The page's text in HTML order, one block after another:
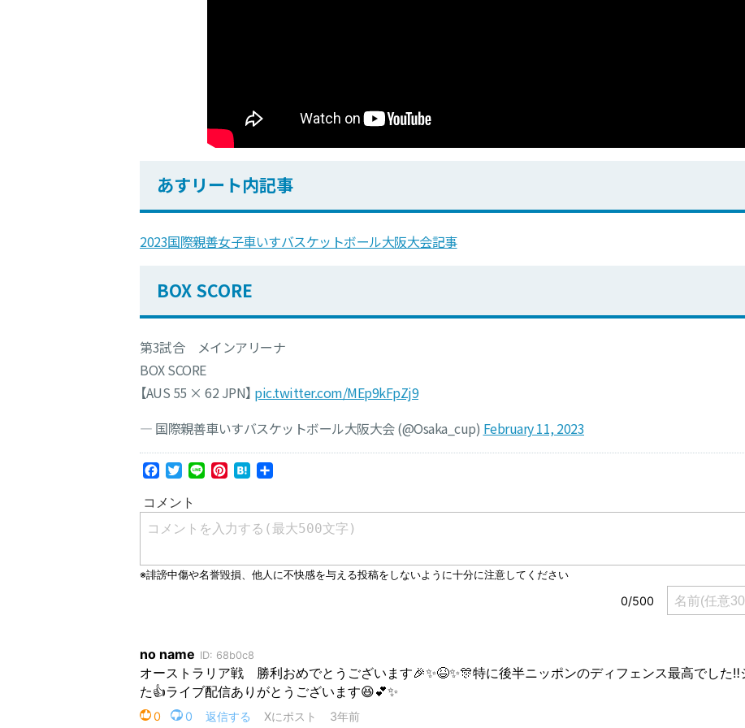
あすリート内記事
2023国際親善女子車いすバスケットボール大阪大会記事
BOX SCORE
第3試合 メインアリーナ
BOX SCORE
【AUS 55 × 62 JPN】 pic.twitter.com/MEp9kFpZj9
— 国際親善車いすバスケットボール大阪大会 (@Osaka_cup) February 11, 2023
Facebook
Twitter
LinePinterest
Hatena